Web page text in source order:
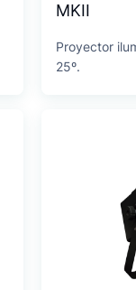
MKII
Proyector
25º.